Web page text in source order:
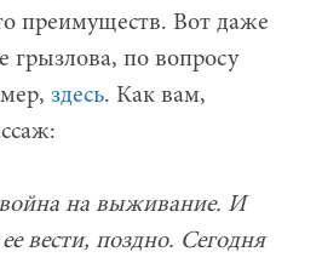
преимуществ. Вот даже
грызлова, по вопросу
здесь. Как вам,
на выживание. И
вести, поздно. Сегодня